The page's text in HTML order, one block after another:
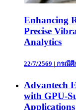
Enhancing
Precise
Analytics
22/7/2569 | กรณีศึ
Advantech
with GPU-
Applications